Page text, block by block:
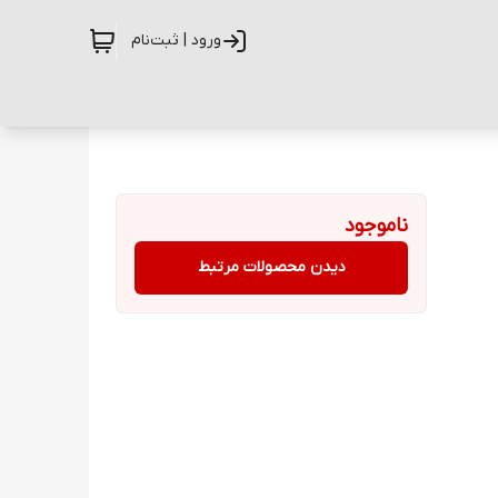
ورود | ثبت‌نام
ناموجود
دیدن محصولات مرتبط